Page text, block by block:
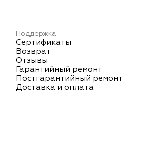
Поддержка
Сертификаты
Возврат
Отзывы
Гарантийный ремонт
Постгарантийный ремонт
Доставка и оплата